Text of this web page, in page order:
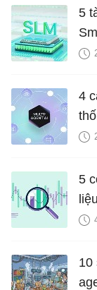
5
4
5
10